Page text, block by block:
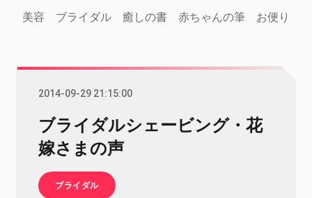
美容 ブライダル 癒しの書 赤ちゃんの筆 お便り
2014-09-29 21:15:00
ブライダルシェービング・花
嫁さまの声
ブライダル